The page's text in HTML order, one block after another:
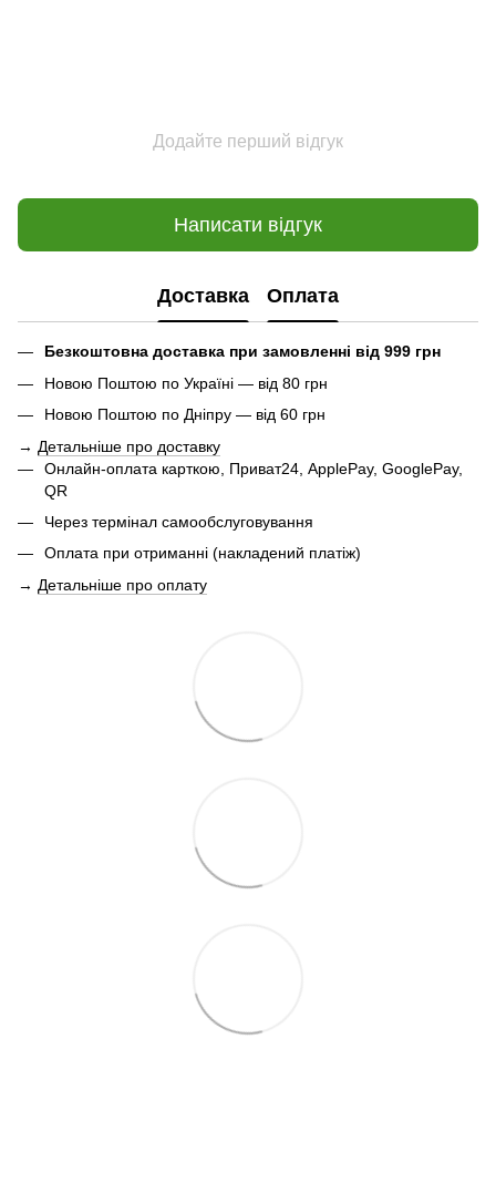
Додайте перший відгук
Написати відгук
Доставка Оплата
Безкоштовна доставка при замовленні від 999 грн
Новою Поштою по Україні — від 80 грн
Новою Поштою по Дніпру — від 60 грн
→ Детальніше про доставку
Онлайн-оплата карткою, Приват24, ApplePay, GooglePay,
QR
Через термінал самообслуговування
Оплата при отриманні (накладений платіж)
→ Детальніше про оплату